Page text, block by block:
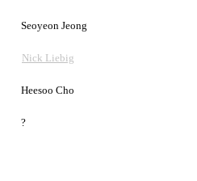
Heesoo Cho
?
Seoyeon Jeong
Nick Liebig